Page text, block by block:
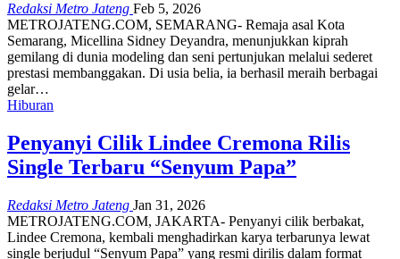
Redaksi Metro Jateng Feb 5, 2026
METROJATENG.COM, SEMARANG- Remaja asal Kota
Semarang, Micellina Sidney Deyandra, menunjukkan kiprah
gemilang di dunia modeling dan seni pertunjukan melalui sederet
prestasi membanggakan. Di usia belia, ia berhasil meraih berbagai
gelar…
Hiburan
Penyanyi Cilik Lindee Cremona Rilis
Single Terbaru “Senyum Papa”
Redaksi Metro Jateng Jan 31, 2026
METROJATENG.COM, JAKARTA- Penyanyi cilik berbakat,
Lindee Cremona, kembali menghadirkan karya terbarunya lewat
single berjudul “Senyum Papa” yang resmi dirilis dalam format